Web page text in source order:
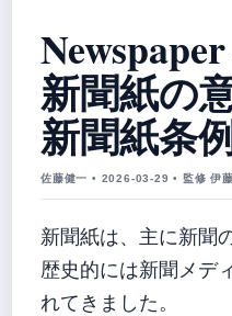
新聞紙の
新聞紙条
佐藤健一 • 2026-03-29 • 監修 伊
新聞紙は、主に新聞
歴史的には新聞メデ
れてきました。